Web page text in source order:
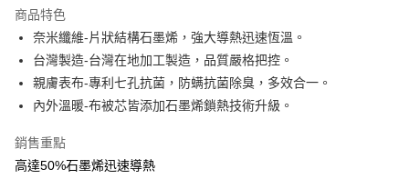
商品特色
奈米纖維-片狀結構石墨烯，強大導熱迅速恆溫。
台灣製造-台灣在地加工製造，品質嚴格把控。
親膚表布-專利七孔抗菌，防螨抗菌除臭，多效合一。
內外溫暖-布被芯皆添加石墨烯鎖熱技術升級。
銷售重點
高達50%石墨烯迅速導熱